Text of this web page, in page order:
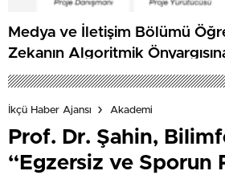
Medya ve İletişim Bölümü
Zekanın Algoritmik
Farkındalık Düzeylerini
İkçü Haber Ajansı Akademi
Prof. Dr. Şahin,
“Egzersiz ve Sporun